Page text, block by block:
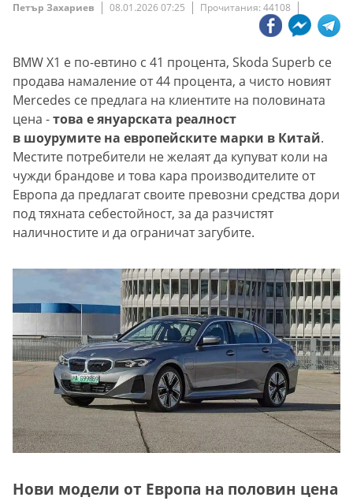
Петър Захариев 08.01.2026 07:25 Прочитания: 44108
BMW X1 е по-евтино с 41 процента, Skoda Superb се
продава намаление от 44 процента, а чисто новият
Mercedes се предлага на клиентите на половината
цена -това е януарската реалност
в шоурумите на европейските марки в Китай.
Местите потребители не желаят да купуват коли на
чужди брандове и това кара производителите от
Европа да предлагат своите превозни средства дори
под тяхната себестойност, за да разчистят
наличностите и да ограничат загубите.
Нови модели от Европа на половин цена